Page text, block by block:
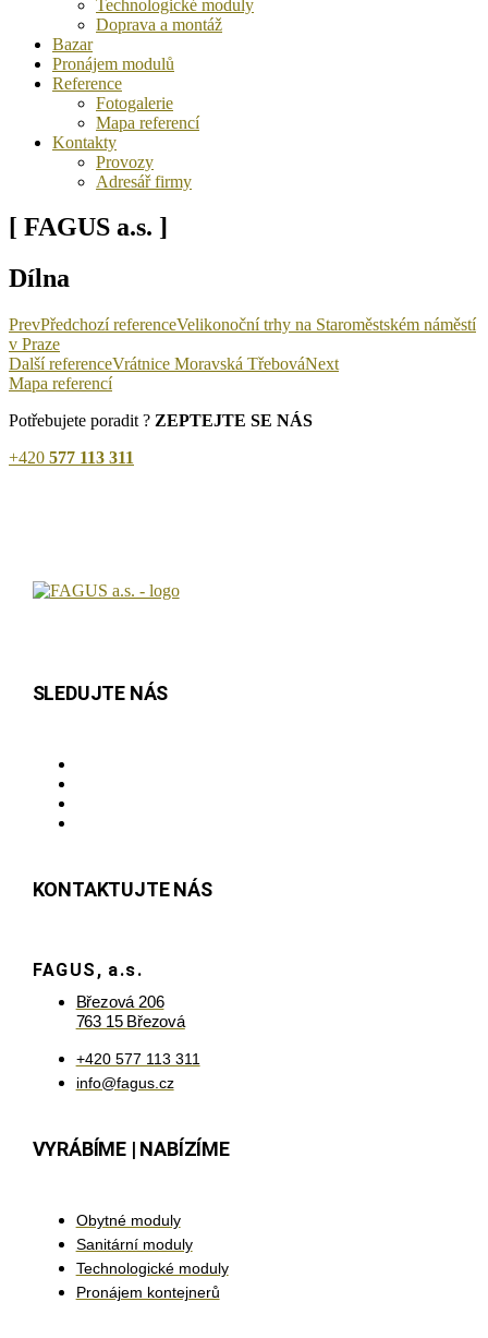
Technologické moduly
Doprava a montáž
Bazar
Pronájem modulů
Reference
Fotogalerie
Mapa referencí
Kontakty
Provozy
Adresář firmy
[ FAGUS a.s. ]
Dílna
PrevPředchozí referenceVelikonoční trhy na Staroměstském náměstí
v Praze
Další referenceVrátnice Moravská TřebováNext
Mapa referencí
Potřebujete poradit ? ZEPTEJTE SE NÁS
+420 577 113 311
SLEDUJTE NÁS
KONTAKTUJTE NÁS
FAGUS, a.s.
Březová 206
763 15 Březová
+420 577 113 311
info@fagus.cz
VYRÁBÍME | NABÍZÍME
Obytné moduly
Sanitární moduly
Technologické moduly
Pronájem kontejnerů